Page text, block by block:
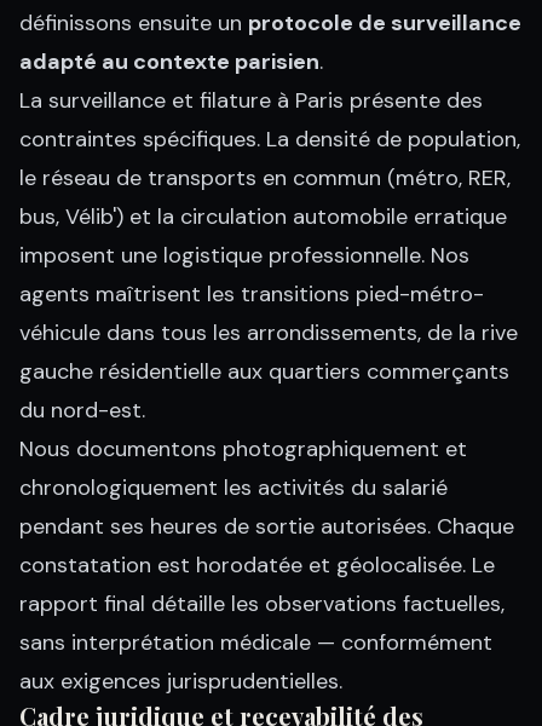
définissons ensuite un protocole de surveillance
adapté au contexte parisien.
La surveillance et filature à Paris présente des
contraintes spécifiques. La densité de population,
le réseau de transports en commun (métro, RER,
bus, Vélib') et la circulation automobile erratique
imposent une logistique professionnelle. Nos
agents maîtrisent les transitions pied-métro-
véhicule dans tous les arrondissements, de la rive
gauche résidentielle aux quartiers commerçants
du nord-est.
Nous documentons photographiquement et
chronologiquement les activités du salarié
pendant ses heures de sortie autorisées. Chaque
constatation est horodatée et géolocalisée. Le
rapport final détaille les observations factuelles,
sans interprétation médicale — conformément
aux exigences jurisprudentielles.
Cadre juridique et recevabilité des